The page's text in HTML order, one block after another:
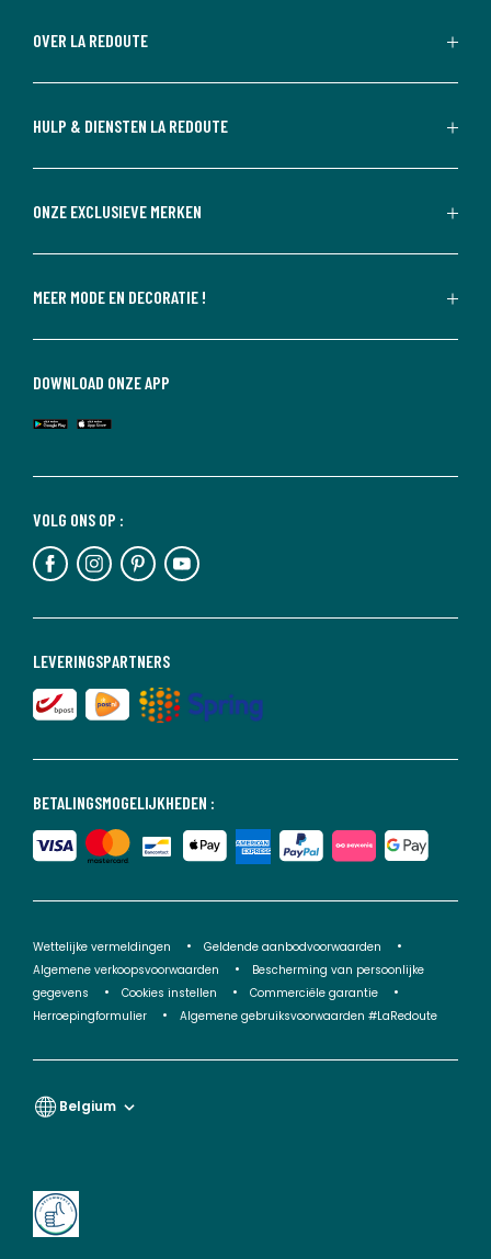
OVER LA REDOUTE
HULP & DIENSTEN LA REDOUTE
ONZE EXCLUSIEVE MERKEN
MEER MODE EN DECORATIE !
BETALINGSMOGELIJKHEDEN :
LEVERINGSPARTNERS
VOLG ONS OP :
DOWNLOAD ONZE APP
Wettelijke vermeldingen
Geldende aanbodvoorwaarden
Algemene verkoopsvoorwaarden
Bescherming van persoonlijke
gegevens
Cookies instellen
Commerciële garantie
Herroepingformulier
Algemene gebruiksvoorwaarden #LaRedoute
Belgium